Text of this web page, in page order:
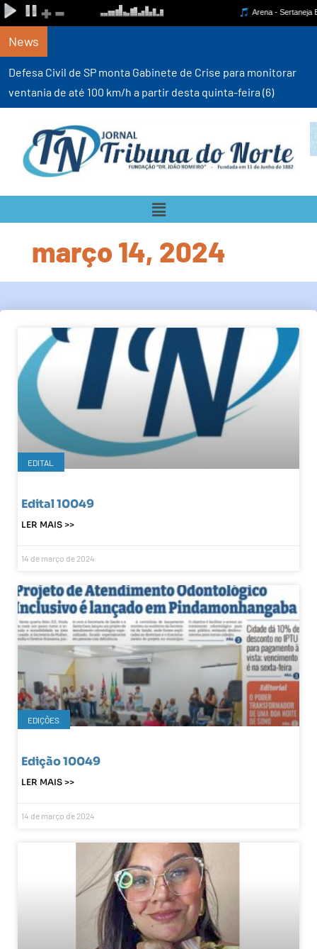
News
Defesa Civil de SP monta Gabinete de Crise para monitorar
ventania de até 100 km/h a partir desta quinta-feira (6)
março 14, 2024
EDITAL
Edital 10049
LER MAIS >>
14 de março de 2024
EDIÇÕES
Edição 10049
LER MAIS >>
14 de março de 2024